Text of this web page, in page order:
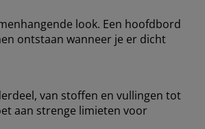
look. Een hoofdbord
ontstaan wanneer je er dicht
van stoffen en vullingen tot
aan strenge limieten voor